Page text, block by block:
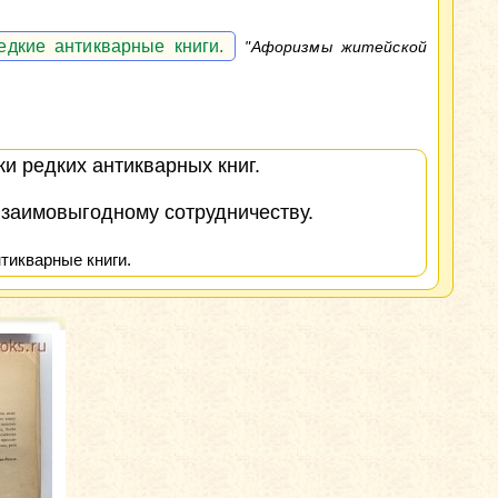
антикварные книги. "Афоризмы житейской
редких антикварных книг.
сотрудничеству.
книги.